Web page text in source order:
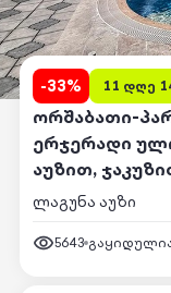
-33% 11 დღე
ორშაბათი-
ერჯერადი
აუზით,
ლაგუნა აუზი
5643